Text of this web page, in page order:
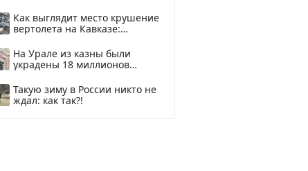
Как выглядит место крушение
вертолета на Кавказе:
На Урале из казны были
украдены 18 миллионов
Такую зиму в России никто не
ждал: как так?!